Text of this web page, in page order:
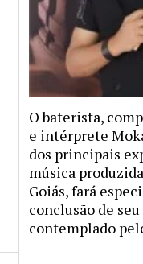
O baterista,
e intérprete
dos principais
música
Goiás, fará
conclusão de
contemplado